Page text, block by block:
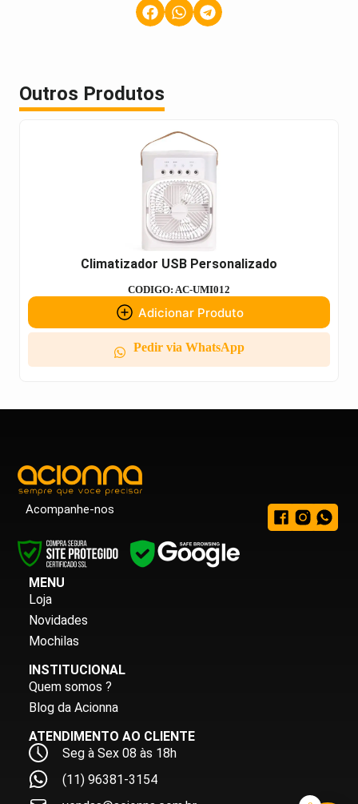
Outros Produtos
Climatizador USB Personalizado
CODIGO: AC-UMI012
Adicionar Produto
Pedir via WhatsApp
Acompanhe-nos
MENU
Loja
Novidades
Mochilas
INSTITUCIONAL
Quem somos ?
Blog da Acionna
ATENDIMENTO AO CLIENTE
Seg à Sex 08 às 18h
(11) 96381-3154